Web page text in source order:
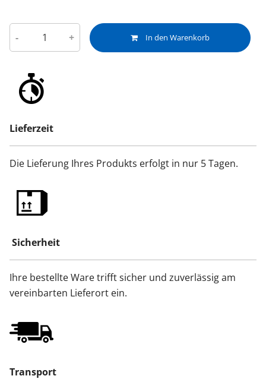
- + In den Warenkorb
Lieferzeit
Die Lieferung Ihres Produkts erfolgt in nur 5 Tagen.
Sicherheit
Ihre bestellte Ware trifft sicher und zuverlässig am
vereinbarten Lieferort ein.
Transport